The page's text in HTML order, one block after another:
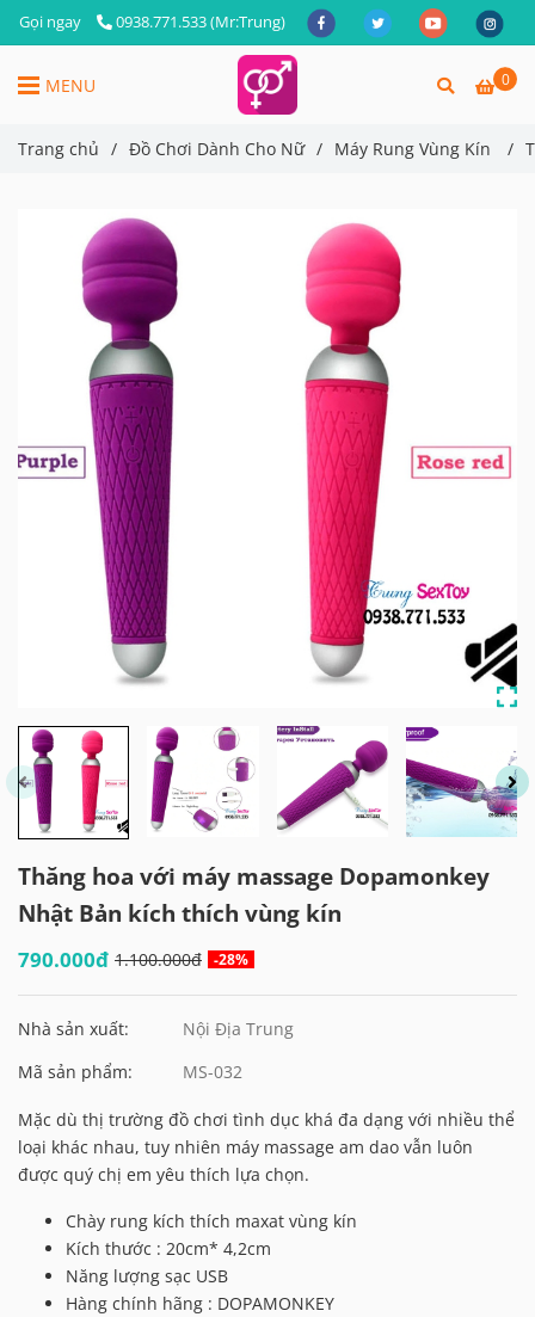
Gọi ngay 0938.771.533 (Mr:Trung)
0
MENU
Trang chủ / Đồ Chơi Dành Cho Nữ / Máy Rung Vùng Kín /
Thăng hoa với máy massage Dopamonkey
Nhật Bản kích thích vùng kín
790.000đ 1.100.000đ -28%
Nhà sản xuất:
Nội Địa Trung
Mã sản phẩm:
MS-032
Mặc dù thị trường đồ chơi tình dục khá đa dạng với nhiều thể
loại khác nhau, tuy nhiên máy massage am dao vẫn luôn
được quý chị em yêu thích lựa chọn.
Chày rung kích thích maxat vùng kín
Kích thước : 20cm* 4,2cm
Năng lượng sạc USB
Hàng chính hãng : DOPAMONKEY